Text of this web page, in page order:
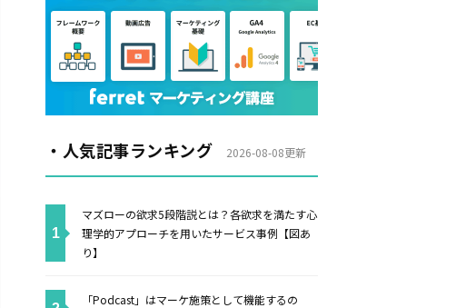
・人気記事ランキング 2026-08-08更新
マズローの欲求5段階説とは？各欲求を満たす心
理学的アプローチを用いたサービス事例【図あ
り】
「Podcast」はマーケ施策として機能するの